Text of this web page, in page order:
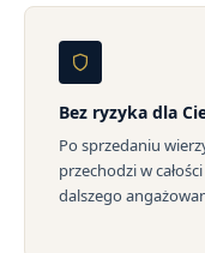
Bez ryzyka dla
Po sprzedaniu
przechodzi w
dalszego